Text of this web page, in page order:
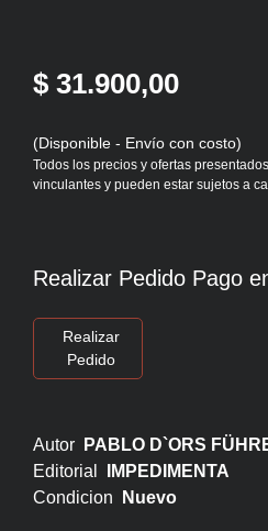
$ 31.900,00
(Disponible - Envío con costo)
Todos los precios y ofertas
vinculantes y pueden estar sujetos a
Realizar Pedido Pago
Realizar
Pedido
Autor
PABLO D`ORS
Editorial
IMPEDIMENTA
Condicion
Nuevo